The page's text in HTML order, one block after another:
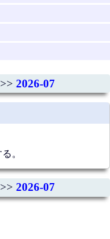
2026-07
。
2026-07